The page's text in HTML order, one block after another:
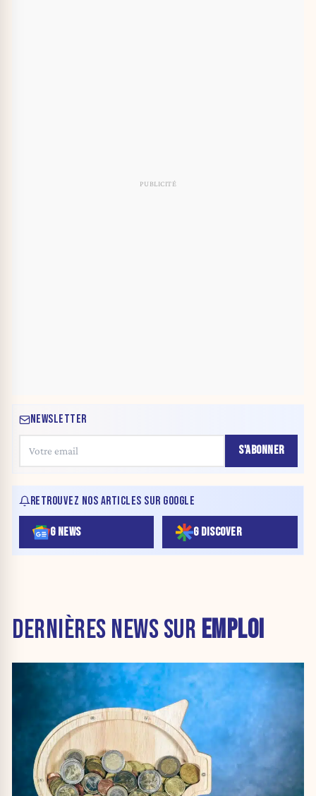
NEWSLETTER
S'ABONNER
RETROUVEZ NOS ARTICLES SUR GOOGLE
G NEWS G DISCOVER
DERNIÈRES NEWS SUR EMPLOI